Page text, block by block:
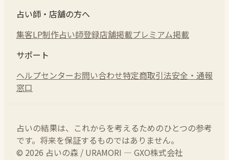
占い師・店舗の方へ
集客LP制作占い師登録店舗掲載プレミアム掲載
サポート
ヘルプセンターお問い合わせ特定商取引法安全・通報
窓口
占いの結果は、これからを考えるためのひとつの参考
です。将来を保証するものではありません。
© 2026 占いの森 / URAMORI — GXO株式会社